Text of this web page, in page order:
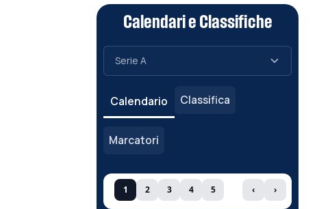
Calendari e Classifiche
Calendario Classifica
Marcatori
1 2 3 4 5 ‹ ›